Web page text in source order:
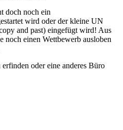
doch noch ein
wird oder der kleine UN
and past) eingefügt wird! Aus
noch einen Wettbewerb ausloben
oder eine anderes Büro